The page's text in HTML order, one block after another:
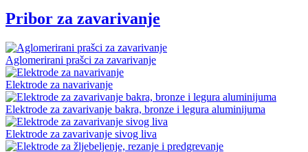
Pribor za zavarivanje
Aglomerirani prašci za zavarivanje
Elektrode za navarivanje
Elektrode za zavarivanje bakra, bronze i legura aluminijuma
Elektrode za zavarivanje sivog liva